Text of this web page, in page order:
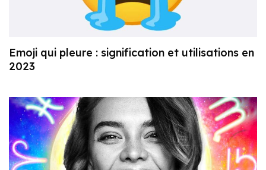
Emoji qui pleure : signification et utilisations en
2023